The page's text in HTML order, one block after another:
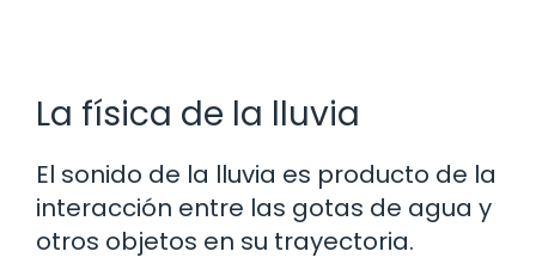
La física de la lluvia
El sonido de la lluvia es producto de la
interacción entre las gotas de agua y
otros objetos en su trayectoria.